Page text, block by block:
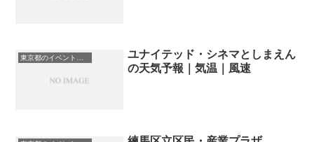
ユナイテッド・シネマとしまえん
の天気予報｜気温｜風速